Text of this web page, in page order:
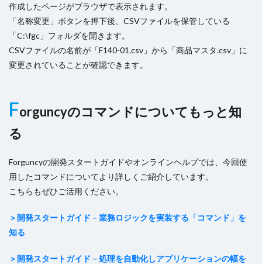
作成したページがブラウザで表示されます。
「名称変更」ボタンを押下後、CSVファイルを保管している
「C:\fgc」フォルダを開きます。
CSVファイルの名前が「F140-01.csv」から「商品マスタ.csv」に
変更されていることが確認できます。
Forguncyのコマンドについてもっと知
る
Forguncyの開発スタートガイドやオンラインヘルプでは、今回使
用したコマンドについてより詳しくご紹介しています。
こちらもぜひご活用ください。
＞開発スタートガイド – 業務ロジックを実装する「コマンド」を
知る
＞開発スタートガイド – 処理を自動化しアプリケーションの幅を